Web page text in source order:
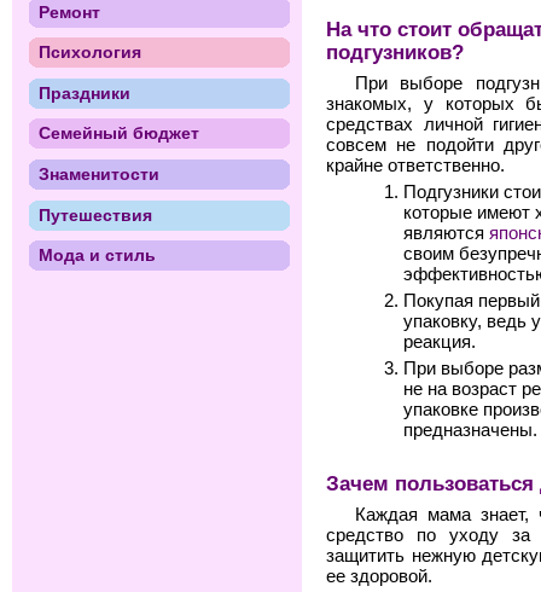
На что стоит
подгузников?
При выборе
знакомых, у которых
средствах личной
совсем не подойти
крайне ответственно.
Подгузники
которые имеют
являются
своим
Покупая
упаковку, ведь
реакция.
При выборе
не на возраст
упаковке
предназначены.
Зачем
Каждая мама знает,
средство по уходу за
защитить нежную
ее здоровой.
Ремонт
Психология
Праздники
Семейный бюджет
Знаменитости
Путешествия
Мода и стиль